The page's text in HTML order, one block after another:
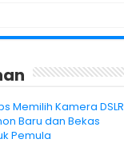
Memilih Kamera DSLR
Baru dan Bekas
Pemula